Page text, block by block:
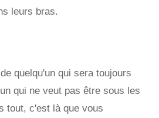
leurs bras.
quelqu'un qui sera toujours
qui ne veut pas être sous les
tout, c'est là que vous